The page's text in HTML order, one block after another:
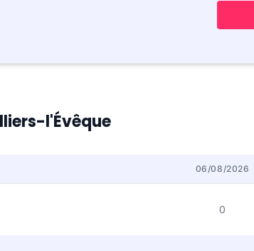
l'Évêque
06/08/2026
0